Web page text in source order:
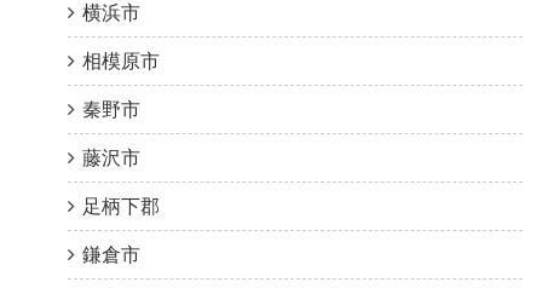
横浜市
相模原市
秦野市
藤沢市
足柄下郡
鎌倉市